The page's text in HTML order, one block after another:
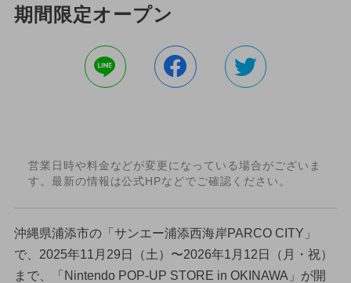
期間限定オープン
営業日時や料金などが変更になっている場合がございま
す。最新の情報は公式HPなどでご確認ください。
沖縄県浦添市の「サンエー浦添西海岸PARCO CITY」
で、2025年11月29日（土）〜2026年1月12日（月・祝）
まで、「Nintendo POP-UP STORE in OKINAWA」が開